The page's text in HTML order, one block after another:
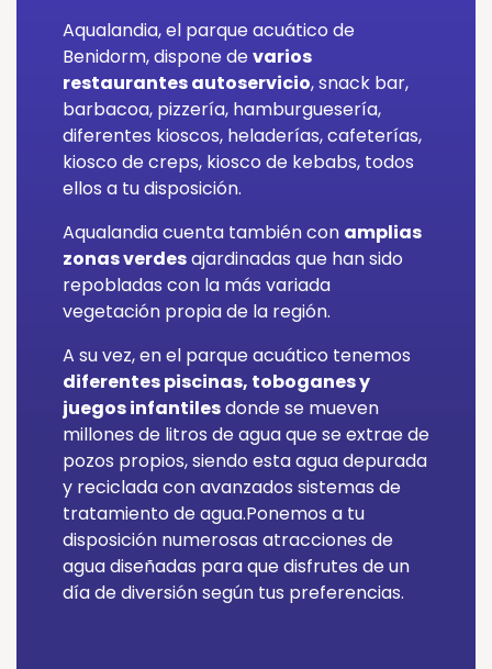
Aqualandia, el parque acuático de
Benidorm, dispone devarios
restaurantes autoservicio, snack bar,
barbacoa, pizzería, hamburguesería,
diferentes kioscos, heladerías, cafeterías,
kiosco de creps, kiosco de kebabs, todos
ellos a tu disposición.
Aqualandia cuenta también con amplias
zonas verdesajardinadas que han sido
repobladas con la más variada
vegetación propia de la región.
A su vez, en el parque acuático tenemos
diferentes piscinas, toboganes y
juegos infantilesdonde se mueven
millones de litros de agua que se extrae de
pozos propios, siendo esta agua depurada
y reciclada con avanzados sistemas de
tratamiento de agua.Ponemos a tu
disposición numerosas atracciones de
agua diseñadas para que disfrutes de un
día de diversión según tus preferencias.